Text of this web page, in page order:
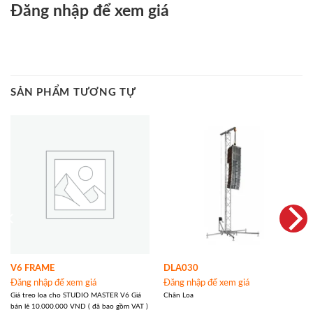
Đăng nhập để xem giá
SẢN PHẨM TƯƠNG TỰ
V6 FRAME
Đăng nhập để xem giá
Giá treo loa cho STUDIO MASTER V6 Giá
bán lẻ 10.000.000 VND ( đã bao gồm VAT )
DLA030
Đăng nhập để xem giá
Chân Loa